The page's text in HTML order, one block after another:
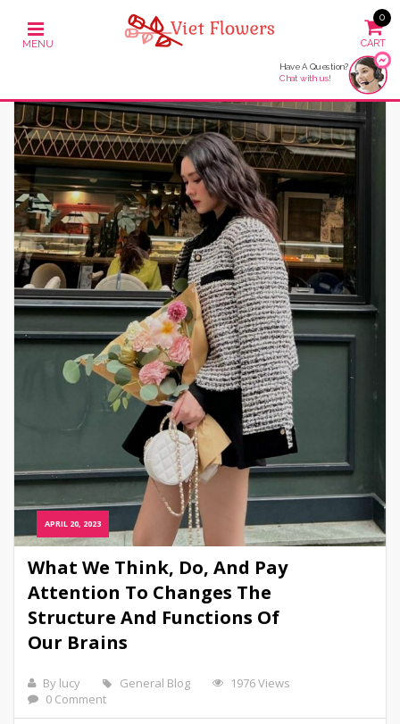
0
Have A Question?
Chat with us!
APRIL 20, 2023
What We Think, Do, And Pay
Attention To Changes The
Structure And Functions Of
Our Brains
By lucy General Blog
1976 Views
0 Comment